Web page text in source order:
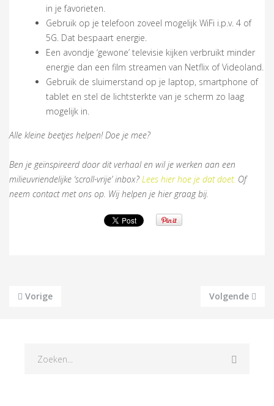
in je favorieten.
Gebruik op je telefoon zoveel mogelijk WiFi i.p.v. 4 of
5G. Dat bespaart energie.
Een avondje ‘gewone’ televisie kijken verbruikt minder
energie dan een film streamen van Netflix of Videoland.
Gebruik de sluimerstand op je laptop, smartphone of
tablet en stel de lichtsterkte van je scherm zo laag
mogelijk in.
Alle kleine beetjes helpen! Doe je mee?
Ben je geïnspireerd door dit verhaal en wil je werken aan een
milieuvriendelijke ‘scroll-vrije’ inbox? Lees hier hoe je dat doet. Of
neem contact met ons op. Wij helpen je hier graag bij.
Vorige Volgende